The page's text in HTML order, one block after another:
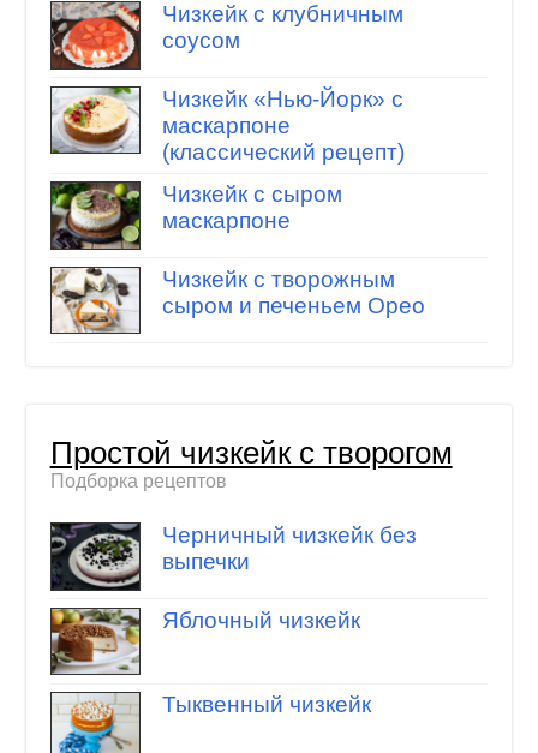
Чизкейк с клубничным
соусом
Чизкейк «Нью-Йорк» с
маскарпоне
(классический рецепт)
Чизкейк с сыром
маскарпоне
Чизкейк с творожным
сыром и печеньем Орео
Простой чизкейк с творогом
Подборка рецептов
Черничный чизкейк без
выпечки
Яблочный чизкейк
Тыквенный чизкейк